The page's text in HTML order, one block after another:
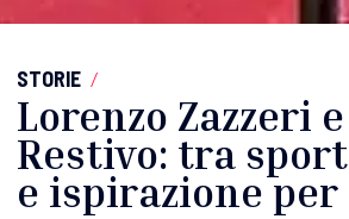
STORIE /
Lorenzo Zazzeri
Restivo: tra
e ispirazione